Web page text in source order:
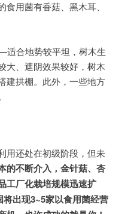
用菌有香菇、黑木耳、
合地势较平坦，树木生
大、遮阴效果较好，树木
建拱棚。此外，一些地方
用还处在初级阶段，但未
的不断介入，金针菇、杏
工厂化栽培规模迅速扩
出现3~5家以食用菌经营